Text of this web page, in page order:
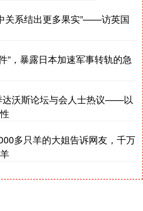
关系结出更多果实”——访英国
”，暴露日本加速军事转轨的急
达沃斯论坛与会人士热议——以
多只羊的大姐告诉网友，千万